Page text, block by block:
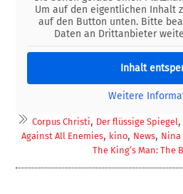
Um auf den eigentlichen Inhalt
auf den Button unten. Bitte
Daten an Drittanbieter
Inhalt
Weitere
Corpus Christi, Der flüssige Spiegel,
Against All Enemies, kino, News, Nina
The King‘s Man: The